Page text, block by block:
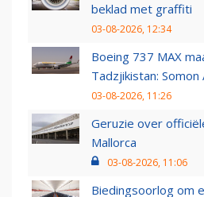
beklad met graffiti
03-08-2026, 12:34
Boeing 737 MAX
Tadzjikistan:
03-08-2026, 11:26
Geruzie over
Mallorca
03-08-2026, 11:06
Biedingsoorlog om